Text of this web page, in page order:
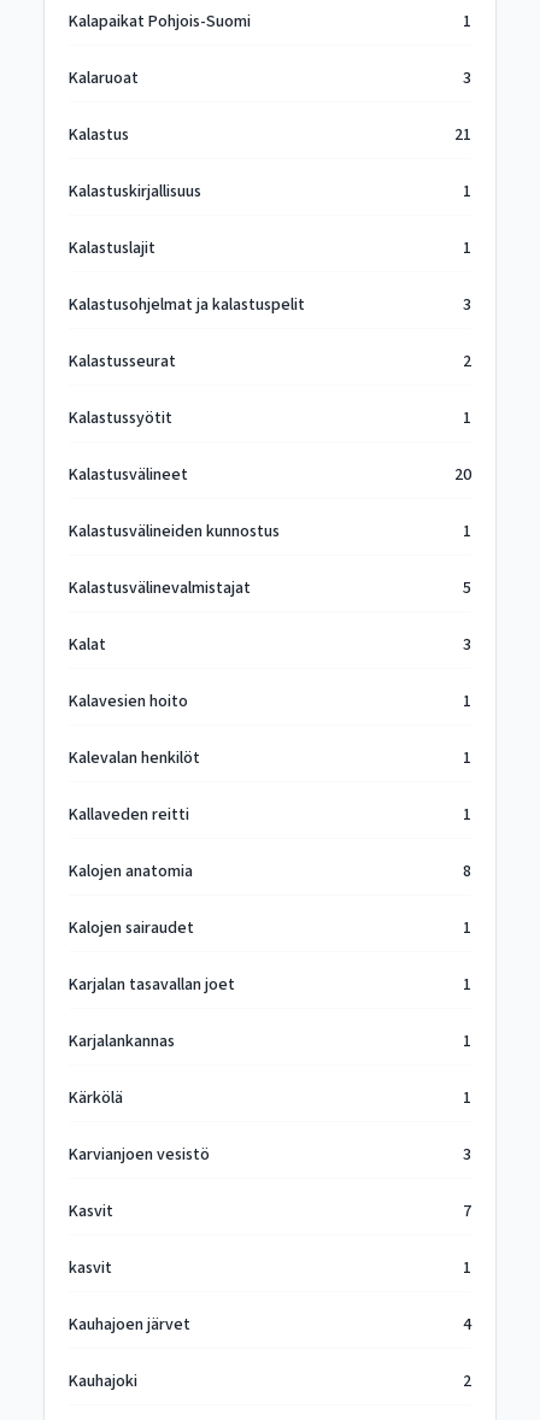
Kalapaikat Pohjois-Suomi 1
Kalaruoat 3
Kalastus 21
Kalastuskirjallisuus 1
Kalastuslajit 1
Kalastusohjelmat ja kalastuspelit 3
Kalastusseurat 2
Kalastussyötit 1
Kalastusvälineet 20
Kalastusvälineiden kunnostus 1
Kalastusvälinevalmistajat 5
Kalat 3
Kalavesien hoito 1
Kalevalan henkilöt 1
Kallaveden reitti 1
Kalojen anatomia 8
Kalojen sairaudet 1
Karjalan tasavallan joet 1
Karjalankannas 1
Kärkölä 1
Karvianjoen vesistö 3
Kasvit 7
kasvit 1
Kauhajoen järvet 4
Kauhajoki 2